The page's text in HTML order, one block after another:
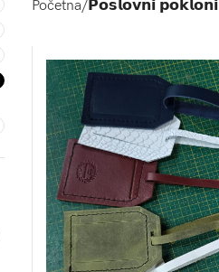
Početna 𝗣𝗼𝘀𝗹𝗼𝘃𝗻𝗶 𝗽𝗼𝗸𝗹𝗼𝗻𝗶